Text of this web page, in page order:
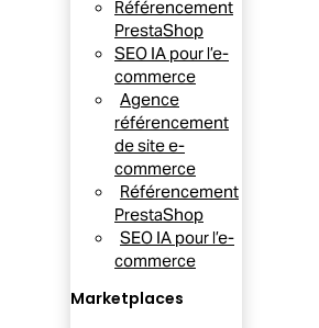
Référencement
PrestaShop
SEO IA pour l’e-
commerce
Agence
référencement
de site e-
commerce
Référencement
PrestaShop
SEO IA pour l’e-
commerce
Marketplaces